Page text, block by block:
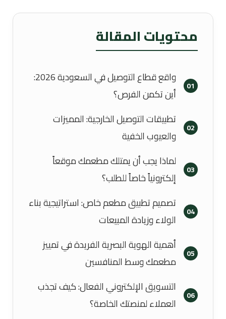
محتويات المقالة
01
واقع قطاع التوصيل في السعودية 2026:
أين تكمن الفرص؟
02
تطبيقات التوصيل الخارجية: المميزات
والعيوب الخفية
03
لماذا يجب أن يمتلك مطعمك موقعاً
إلكترونياً خاصاً للطلب؟
04
تصميم تطبيق مطعم خاص: استراتيجية بناء
الولاء وزيادة المبيعات
05
أهمية الهوية البصرية الفريدة في تمييز
مطعمك وسط المنافسين
06
التسويق الإلكتروني الفعال: كيف تجذب
العملاء لمنصتك الخاصة؟